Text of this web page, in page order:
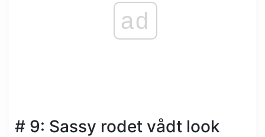
ad
# 9: Sassy rodet vådt look